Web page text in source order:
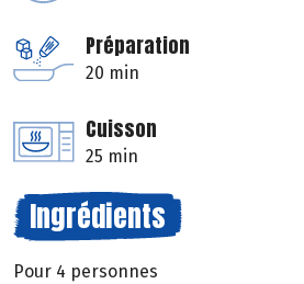
Préparation
20 min
Cuisson
25 min
Ingrédients
Pour 4 personnes